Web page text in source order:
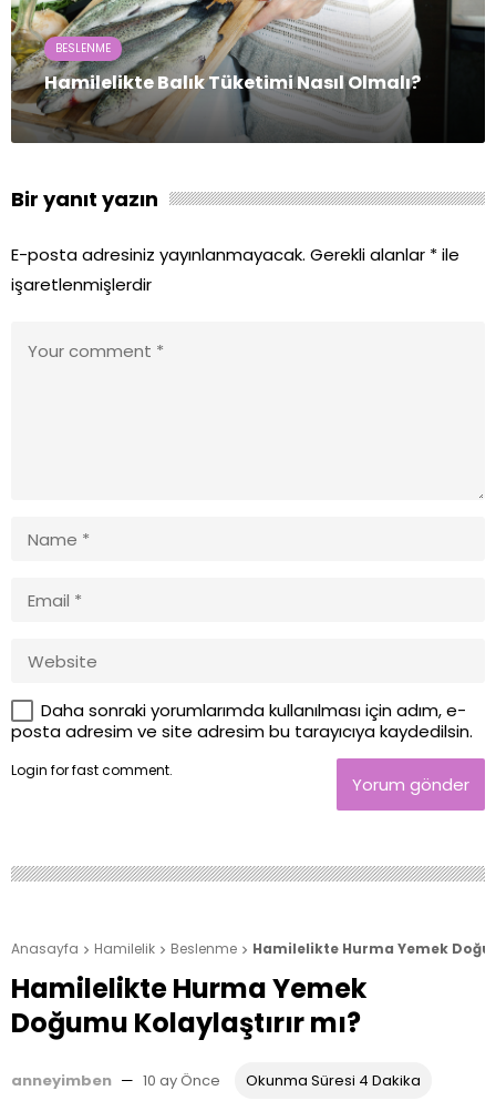
BESLENME
Hamilelikte Balık Tüketimi Nasıl Olmalı?
Bir yanıt yazın
E-posta adresiniz yayınlanmayacak. Gerekli alanlar *ile
işaretlenmişlerdir
Daha sonraki yorumlarımda kullanılması için adım, e-
posta adresim ve site adresim bu tarayıcıya kaydedilsin.
Login for fast comment.
Yorum gönder
Anasayfa  Hamilelik  Beslenme  Hamilelikte Hurma Yemek
Hamilelikte Hurma Yemek
Doğumu Kolaylaştırır mı?
anneyimben — 10 ay Önce Okunma Süresi 4 Dakika